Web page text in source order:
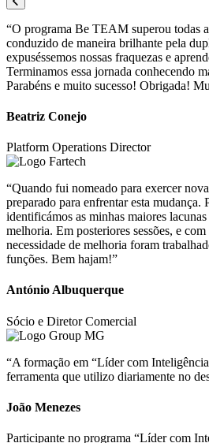
“O programa Be TEAM superou todas
conduzido de maneira brilhante pela
expuséssemos nossas fraquezas e
Terminamos essa jornada conhecendo
Parabéns e muito sucesso! Obrigada!
Beatriz Conejo
Platform Operations Director
“Quando fui nomeado para exercer
preparado para enfrentar esta
identificámos as minhas maiores
melhoria. Em posteriores sessões, e
necessidade de melhoria foram
funções. Bem hajam!”
António Albuquerque
Sócio e Diretor Comercial
“A formação em “Líder com
ferramenta que utilizo diariamente no
João Menezes
Participante no programa “Líder com